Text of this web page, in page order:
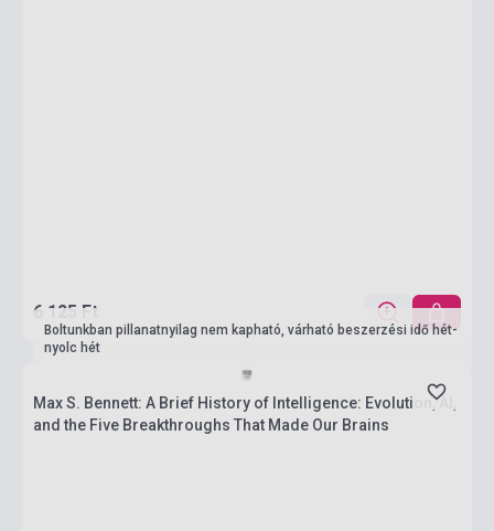
6 125 Ft
Boltunkban pillanatnyilag nem kapható, várható beszerzési idő hét-
nyolc hét
Max S. Bennett: A Brief History of Intelligence: Evolution, AI,
and the Five Breakthroughs That Made Our Brains